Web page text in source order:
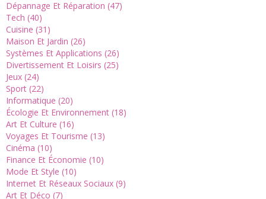
Dépannage Et Réparation (47)
Tech (40)
Cuisine (31)
Maison Et Jardin (26)
Systèmes Et Applications (26)
Divertissement Et Loisirs (25)
Jeux (24)
Sport (22)
Informatique (20)
Écologie Et Environnement (18)
Art Et Culture (16)
Voyages Et Tourisme (13)
Cinéma (10)
Finance Et Économie (10)
Mode Et Style (10)
Internet Et Réseaux Sociaux (9)
Art Et Déco (7)